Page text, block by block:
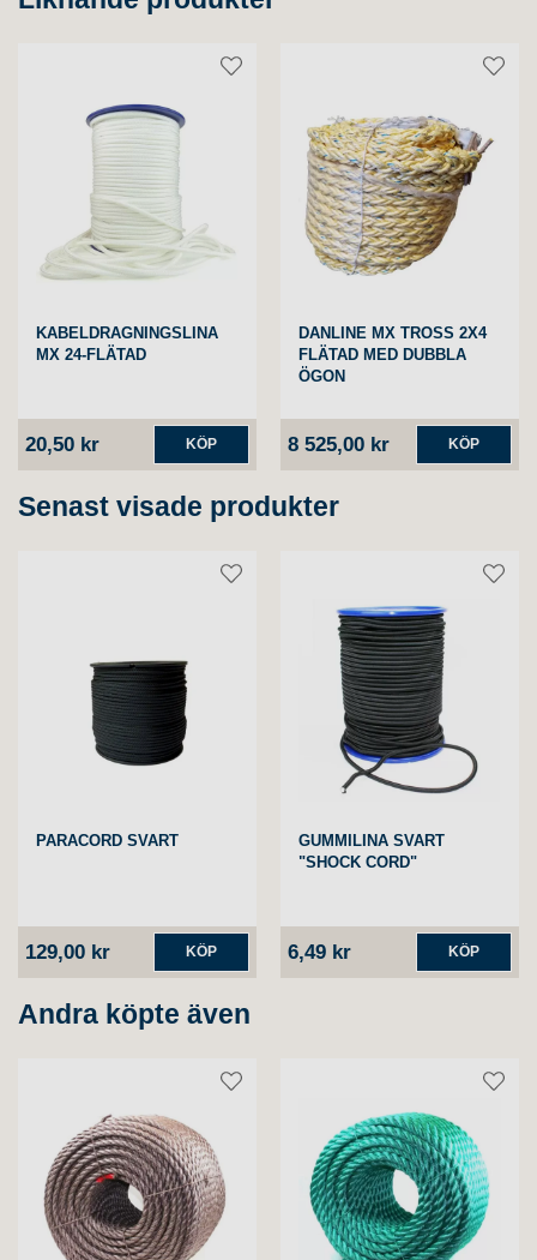
KABELDRAGNINGSLINA
MX 24-FLÄTAD
20,50 kr KÖP
DANLINE MX TROSS 2X4
FLÄTAD MED DUBBLA
ÖGON
8 525,00 kr KÖP
Senast visade produkter
PARACORD SVART
129,00 kr KÖP
GUMMILINA SVART
"SHOCK CORD"
6,49 kr KÖP
Andra köpte även